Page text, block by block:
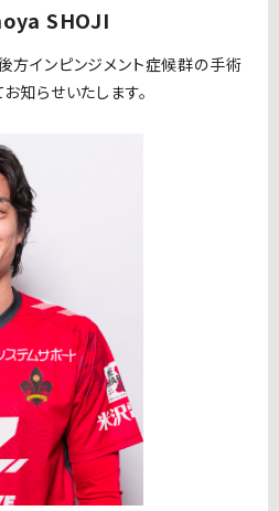
SHOJI
方インピンジメント症候群の手術
知らせいたします。